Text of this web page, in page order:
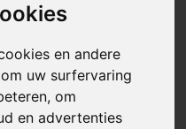
en andere
uw surfervaring
om
en advertenties